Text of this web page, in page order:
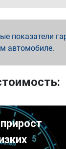
показатели
автомобиле.